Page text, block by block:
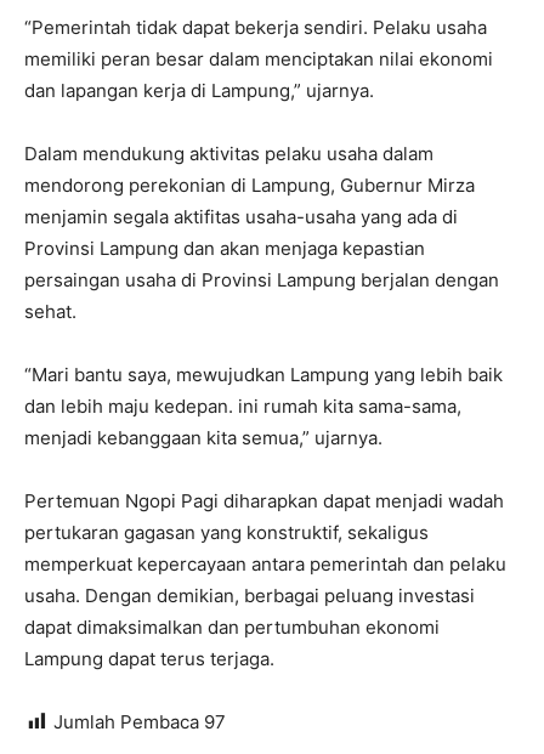
“Pemerintah tidak dapat bekerja sendiri. Pelaku usaha
memiliki peran besar dalam menciptakan nilai ekonomi
dan lapangan kerja di Lampung,” ujarnya.
Dalam mendukung aktivitas pelaku usaha dalam
mendorong perekonian di Lampung, Gubernur Mirza
menjamin segala aktifitas usaha-usaha yang ada di
Provinsi Lampung dan akan menjaga kepastian
persaingan usaha di Provinsi Lampung berjalan dengan
sehat.
“Mari bantu saya, mewujudkan Lampung yang lebih baik
dan lebih maju kedepan. ini rumah kita sama-sama,
menjadi kebanggaan kita semua,” ujarnya.
Pertemuan Ngopi Pagi diharapkan dapat menjadi wadah
pertukaran gagasan yang konstruktif, sekaligus
memperkuat kepercayaan antara pemerintah dan pelaku
usaha. Dengan demikian, berbagai peluang investasi
dapat dimaksimalkan dan pertumbuhan ekonomi
Lampung dapat terus terjaga.
Jumlah Pembaca 97